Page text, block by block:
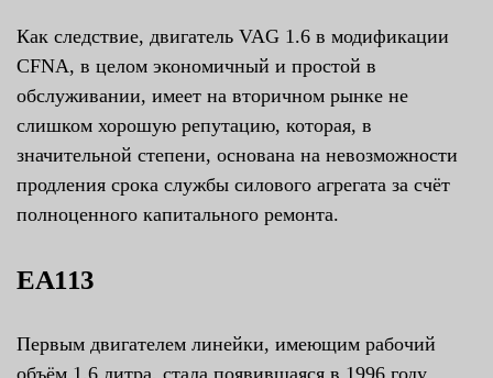
Как следствие, двигатель VAG 1.6 в модификации
CFNA, в целом экономичный и простой в
обслуживании, имеет на вторичном рынке не
слишком хорошую репутацию, которая, в
значительной степени, основана на невозможности
продления срока службы силового агрегата за счёт
полноценного капитального ремонта.
EA113
Первым двигателем линейки, имеющим рабочий